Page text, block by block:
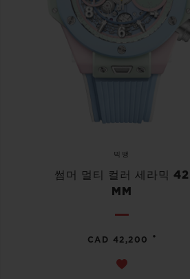
빅뱅
썸머 멀티 컬러 세라믹 42
MM
CAD 42,200 •